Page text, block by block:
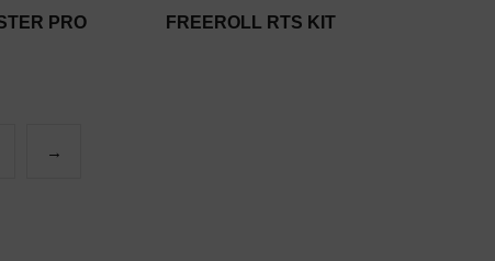
PRO FREEROLL RTS KIT
→